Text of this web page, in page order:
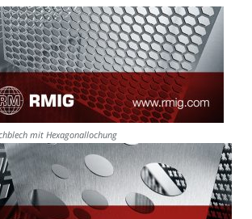
mit Hexagonallochung